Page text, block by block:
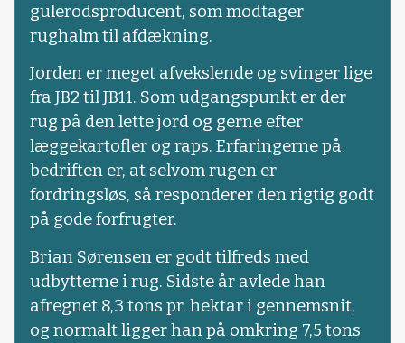
gulerodsproducent, som modtager
rughalm til afdækning.
Jorden er meget afvekslende og svinger lige
fra JB2 til JB11. Som udgangspunkt er der
rug på den lette jord og gerne efter
læggekartofler og raps. Erfaringerne på
bedriften er, at selvom rugen er
fordringsløs, så responderer den rigtig godt
på gode forfrugter.
Brian Sørensen er godt tilfreds med
udbytterne i rug. Sidste år avlede han
afregnet 8,3 tons pr. hektar i gennemsnit,
og normalt ligger han på omkring 7,5 tons